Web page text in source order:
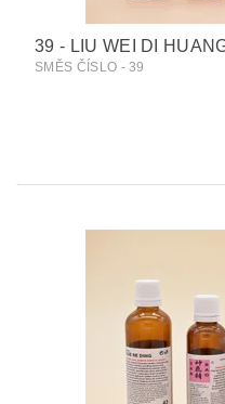
39 - LIU WEI DI
SMĚS ČÍSLO - 39